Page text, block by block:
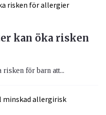
kan öka risken
för barn att...